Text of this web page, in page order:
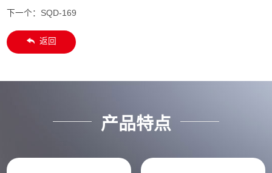
下一个： SQD-169
返回
产品特点